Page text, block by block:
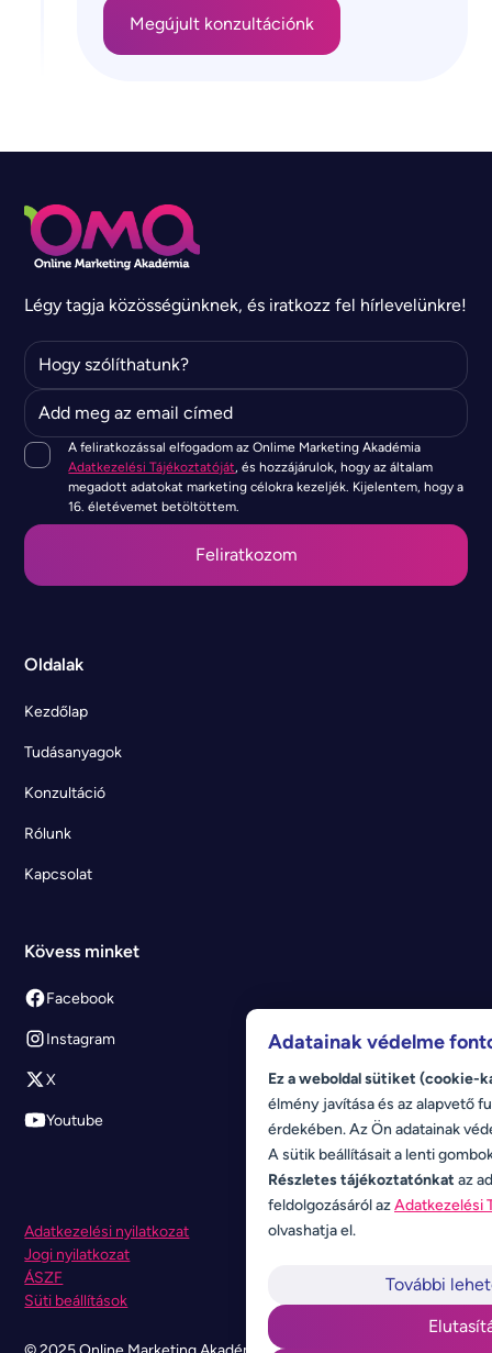
Megújult konzultációnk
Légy tagja közösségünknek, és iratkozz fel hírlevelünkre!
A feliratkozással elfogadom az Onlime Marketing Akadémia
Adatkezelési Tájékoztatóját, és hozzájárulok, hogy az általam
megadott adatokat marketing célokra kezeljék. Kijelentem, hogy a
16. életévemet betöltöttem.
Oldalak
Kezdőlap
Tudásanyagok
Konzultáció
Rólunk
Kapcsolat
Kövess minket
Facebook
Instagram
X
Youtube
Adatkezelési nyilatkozat
Jogi nyilatkozat
ÁSZF
Süti beállítások
Adatainak védelme
Ez a weboldal sütiket (cookie-
élmény javítása és az alapvető
érdekében. Az Ön adatainak
A sütik beállításait a lenti
Részletes tájékoztatónkat az
feldolgozásáról azAdatkezelési
olvashatja el.
További